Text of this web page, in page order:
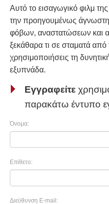
Αυτό το εισαγωγικό φιλμ
την προηγουμένως
φόβων, αναστατώσεων και
ξεκάθαρα τι σε σταματά από
χρησιμοποιήσεις τη
εξυπνάδα.
Εγγραφείτε
παρακάτω έντυπο
Όνομα:
Επίθετο:
Διεύθυνση E-mail: